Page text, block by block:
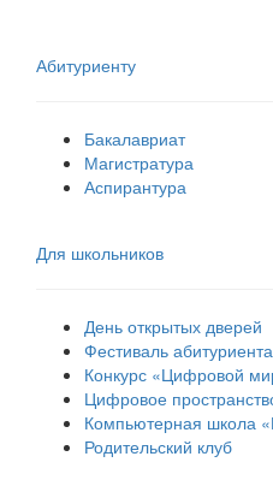
Абитуриенту
Бакалавриат
Магистратура
Аспирантура
Для школьников
День открытых дверей
Фестиваль абитуриента
Конкурс «Цифровой
Цифровое
Компьютерная школа
Родительский клуб